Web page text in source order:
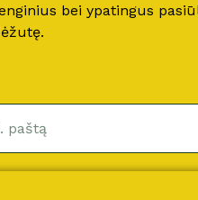
bei ypatingus